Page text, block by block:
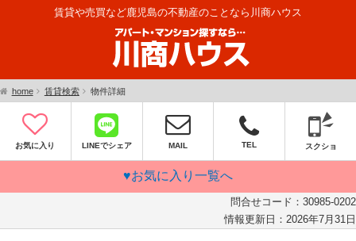
賃貸や売買など鹿児島の不動産のことなら川商ハウス
home 賃貸検索 物件詳細
お気に入り LINEでシェア MAIL TEL スクショ
♥お気に入り一覧へ
問合せコード： 30985-0202
情報更新日： 2026年7月31日